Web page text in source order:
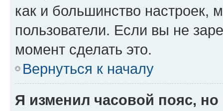
как и большинство настроек,
пользователи. Если вы не
момент сделать это.
Вернуться к началу
Я изменил часовой пояс,